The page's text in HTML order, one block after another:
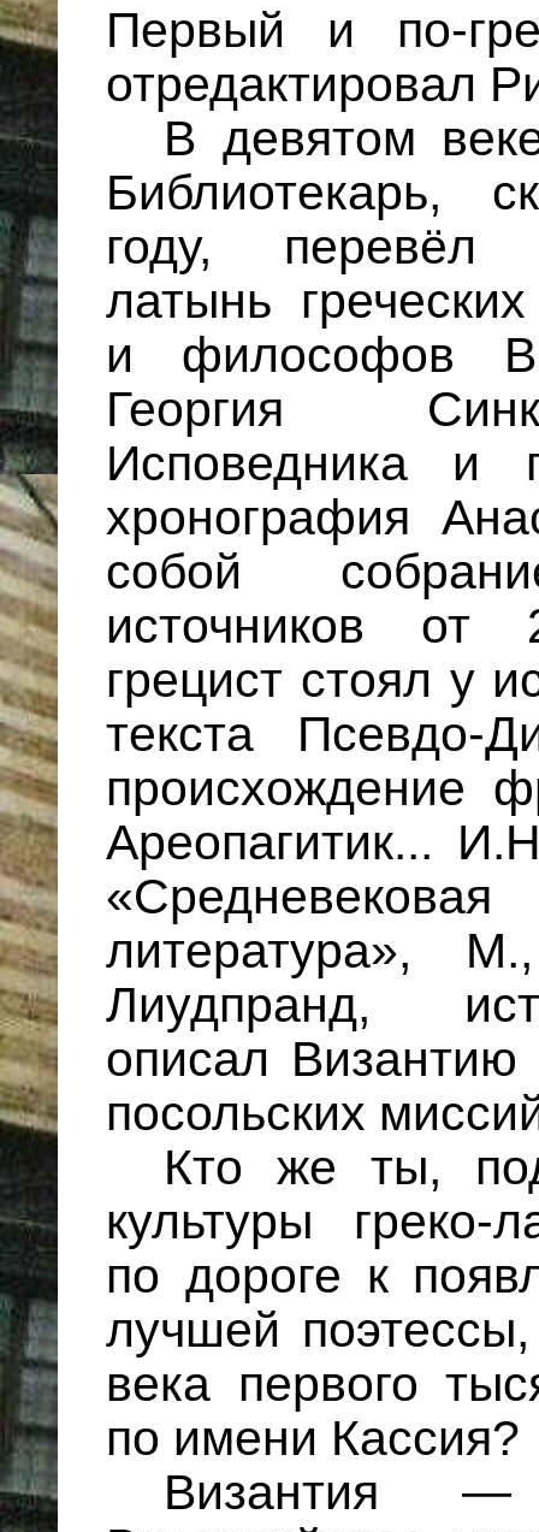
Первый и по-
отредактировал
В девятом
Библиотекарь,
году, перевёл
латынь
и философов
Георгия
Исповедника и
хронография
собой
источников от
грецист стоял у
текста Псевдо-
происхождение
Ареопагитик...
литература»,
Лиудпранд,
описал
посольских
Кто же ты,
культуры греко-
по дороге к
лучшей
века первого
по имени Кассия?
Византия —